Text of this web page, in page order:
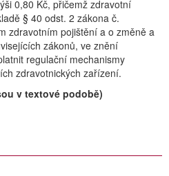
0,80 Kč, přičemž zdravotní
§ 40 odst. 2 zákona č.
zdravotním pojištění a o změně a
zákonů, ve znění
regulační mechanismy
zdravotnických zařízení.
v textové podobě)